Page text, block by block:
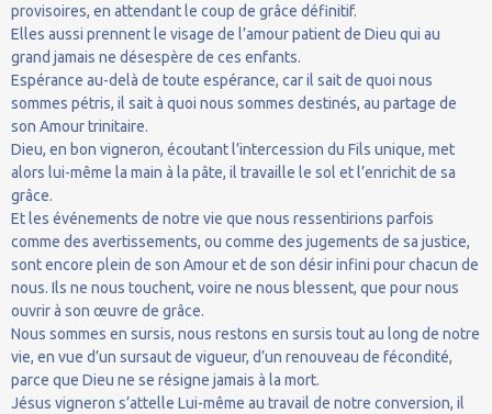
provisoires, en attendant le coup de grâce définitif.
Elles aussi prennent le visage de l’amour patient de Dieu qui au
grand jamais ne désespère de ces enfants.
Espérance au-delà de toute espérance, car il sait de quoi nous
sommes pétris, il sait à quoi nous sommes destinés, au partage de
son Amour trinitaire.
Dieu, en bon vigneron, écoutant l’intercession du Fils unique, met
alors lui-même la main à la pâte, il travaille le sol et l’enrichit de sa
grâce.
Et les événements de notre vie que nous ressentirions parfois
comme des avertissements, ou comme des jugements de sa justice,
sont encore plein de son Amour et de son désir infini pour chacun de
nous. Ils ne nous touchent, voire ne nous blessent, que pour nous
ouvrir à son œuvre de grâce.
Nous sommes en sursis, nous restons en sursis tout au long de notre
vie, en vue d’un sursaut de vigueur, d’un renouveau de fécondité,
parce que Dieu ne se résigne jamais à la mort.
Jésus vigneron s’attelle Lui-même au travail de notre conversion, il